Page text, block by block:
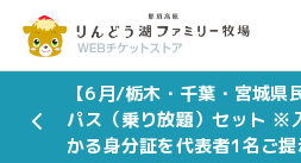
利用規約
【6月/栃木・千葉・宮城県
パス（乗り放題）セット ※
かる身分証を代表者1名ご